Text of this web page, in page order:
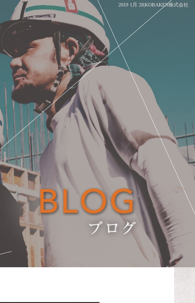
2019 1月 28|KOBAKEN株式会社